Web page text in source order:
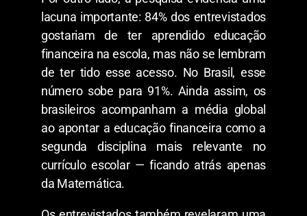
lacuna importante: 84% dos entrevistados
gostariam de ter aprendido educação
financeira na escola, mas não se lembram
de ter tido esse acesso. No Brasil, esse
número sobe para 91%. Ainda assim, os
brasileiros acompanham a média global
ao apontar a educação financeira como a
segunda disciplina mais relevante no
currículo escolar — ficando atrás apenas
da Matemática.